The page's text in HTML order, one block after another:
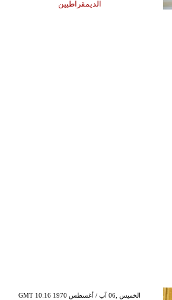
الديمقراطيين
GMT 10:16 1970 الخميس ,06 آب / أغسطس